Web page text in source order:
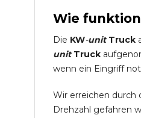
Wie
Die KW-unit Truck
unit Truck
wenn ein Eingriff
Wir erreichen durch
Drehzahl gefahren